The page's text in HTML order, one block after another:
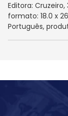
Editora:
formato: 18.0 x
Português,